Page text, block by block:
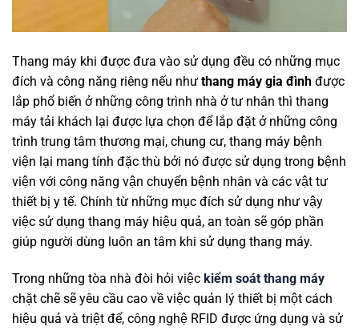
Thang máy khi được đưa vào sử dụng đều có những mục
đích và công năng riêng nếu như thang máy gia đình được
lắp phổ biến ở những công trình nhà ở tư nhân thì thang
máy tải khách lại được lựa chọn để lắp đặt ở những công
trình trung tâm thương mại, chung cư, thang máy bệnh
viện lại mang tính đặc thù bởi nó được sử dụng trong bệnh
viện với công năng vận chuyển bệnh nhân và các vật tư
thiết bị y tế. Chính từ những mục đích sử dụng như vậy
việc sử dụng thang máy hiệu quả, an toàn sẽ góp phần
giúp người dùng luôn an tâm khi sử dụng thang máy.
Trong những tòa nhà đòi hỏi việc kiểm soát thang máy
chặt chẽ sẽ yêu cầu cao về việc quản lý thiết bị một cách
hiệu quả và triệt để, công nghệ RFID được ứng dụng và sử